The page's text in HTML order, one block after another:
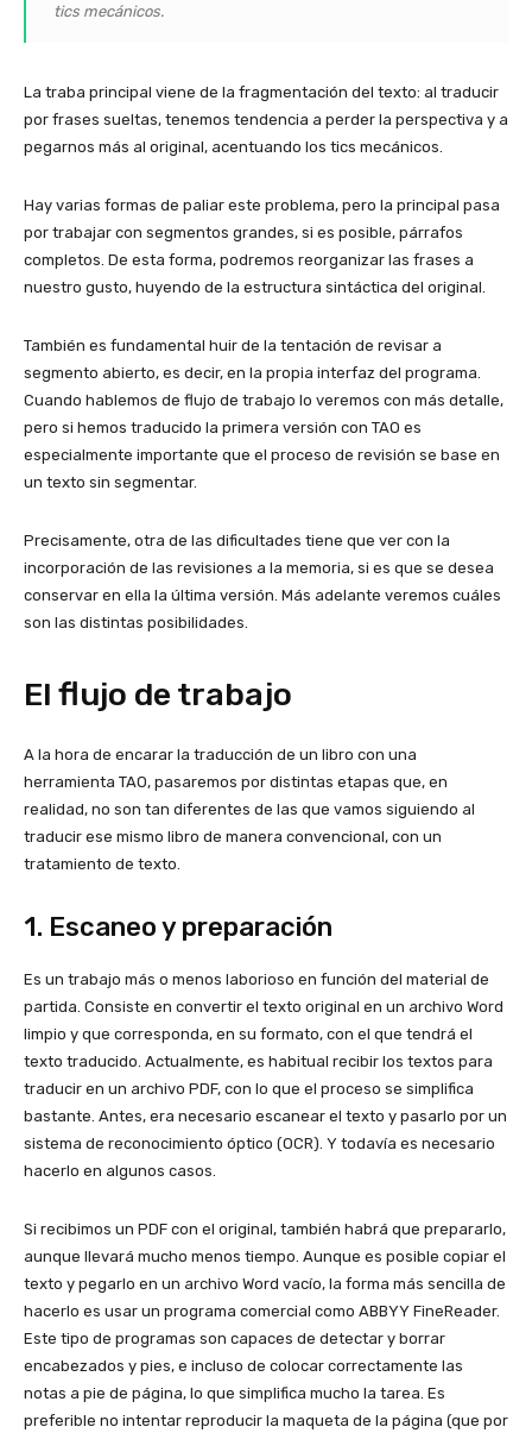
tics mecánicos.
La traba principal viene de la fragmentación del texto: al traducir
por frases sueltas, tenemos tendencia a perder la perspectiva y a
pegarnos más al original, acentuando los tics mecánicos.
Hay varias formas de paliar este problema, pero la principal pasa
por trabajar con segmentos grandes, si es posible, párrafos
completos. De esta forma, podremos reorganizar las frases a
nuestro gusto, huyendo de la estructura sintáctica del original.
También es fundamental huir de la tentación de revisar a
segmento abierto, es decir, en la propia interfaz del programa.
Cuando hablemos de flujo de trabajo lo veremos con más detalle,
pero si hemos traducido la primera versión con TAO es
especialmente importante que el proceso de revisión se base en
un texto sin segmentar.
Precisamente, otra de las dificultades tiene que ver con la
incorporación de las revisiones a la memoria, si es que se desea
conservar en ella la última versión. Más adelante veremos cuáles
son las distintas posibilidades.
El flujo de trabajo
A la hora de encarar la traducción de un libro con una
herramienta TAO, pasaremos por distintas etapas que, en
realidad, no son tan diferentes de las que vamos siguiendo al
traducir ese mismo libro de manera convencional, con un
tratamiento de texto.
1. Escaneo y preparación
Es un trabajo más o menos laborioso en función del material de
partida. Consiste en convertir el texto original en un archivo Word
limpio y que corresponda, en su formato, con el que tendrá el
texto traducido. Actualmente, es habitual recibir los textos para
traducir en un archivo PDF, con lo que el proceso se simplifica
bastante. Antes, era necesario escanear el texto y pasarlo por un
sistema de reconocimiento óptico (OCR). Y todavía es necesario
hacerlo en algunos casos.
Si recibimos un PDF con el original, también habrá que prepararlo,
aunque llevará mucho menos tiempo. Aunque es posible copiar el
texto y pegarlo en un archivo Word vacío, la forma más sencilla de
hacerlo es usar un programa comercial como ABBYY FineReader.
Este tipo de programas son capaces de detectar y borrar
encabezados y pies, e incluso de colocar correctamente las
notas a pie de página, lo que simplifica mucho la tarea. Es
preferible no intentar reproducir la maqueta de la página (que por